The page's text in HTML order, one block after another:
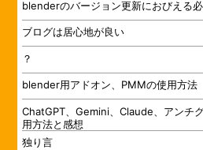
blenderのバージョン更新におびえる
ブログは居心地が良い
？
blender用アドオン、PMMの使用方法
ChatGPT、Gemini、Claude、アンチ
用方法と感想
独り言